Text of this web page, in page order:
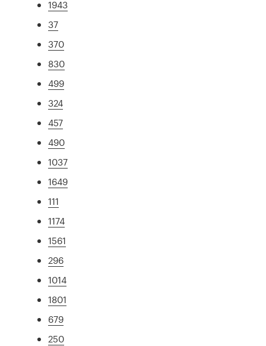
1943
37
370
830
499
324
457
490
1037
1649
111
1174
1561
296
1014
1801
679
250